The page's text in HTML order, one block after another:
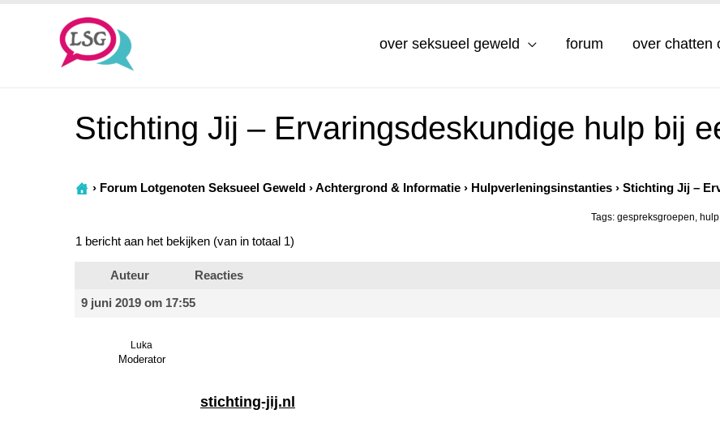
over seksueel geweld forum over chatten
Stichting Jij – Ervaringsdeskundige hulp bij
› Forum Lotgenoten Seksueel Geweld ›Achtergrond & Informatie › Hulpverleningsinstanties › Stichting Jij –
Tags: gespreksgroepen,
1 bericht aan het bekijken (van in totaal 1)
Auteur
Reacties
9 juni 2019 om 17:55
Luka
Moderator
stichting-jij.nl